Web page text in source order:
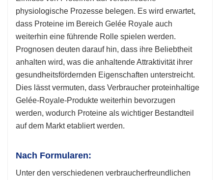
physiologische Prozesse belegen. Es wird erwartet,
dass Proteine ​​im Bereich Gelée Royale auch
weiterhin eine führende Rolle spielen werden.
Prognosen deuten darauf hin, dass ihre Beliebtheit
anhalten wird, was die anhaltende Attraktivität ihrer
gesundheitsfördernden Eigenschaften unterstreicht.
Dies lässt vermuten, dass Verbraucher proteinhaltige
Gelée-Royale-Produkte weiterhin bevorzugen
werden, wodurch Proteine ​​als wichtiger Bestandteil
auf dem Markt etabliert werden.
Nach Formularen:
Unter den verschiedenen verbraucherfreundlichen